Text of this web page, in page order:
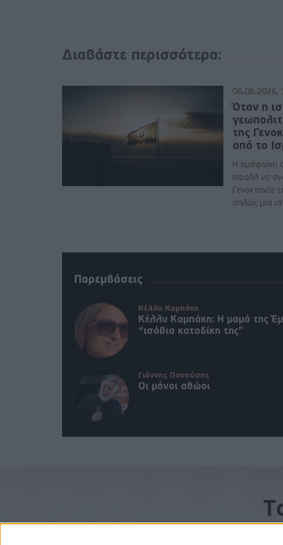
Διαβάστε περισσότερα:
06.08.2026,
Όταν η
της
από το
Η ομόφωνη
Ισραήλ να
Γενοκτονία
απλώς μια
Παρεμβάσεις
Κέλλυ Καμπάκη
Κέλλυ Καμπάκη: Η μαμά της
“ισόβια καταδίκη της”
Γιάννης Πανούσης
Οι μόνοι αθώοι